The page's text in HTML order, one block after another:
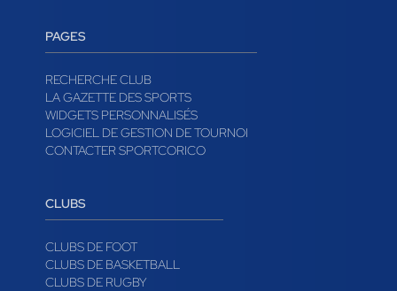
PAGES
RECHERCHE CLUB
LA GAZETTE DES SPORTS
WIDGETS PERSONNALISÉS
LOGICIEL DE GESTION DE TOURNOI
CONTACTER SPORTCORICO
CLUBS
CLUBS DE FOOT
CLUBS DE BASKETBALL
CLUBS DE RUGBY